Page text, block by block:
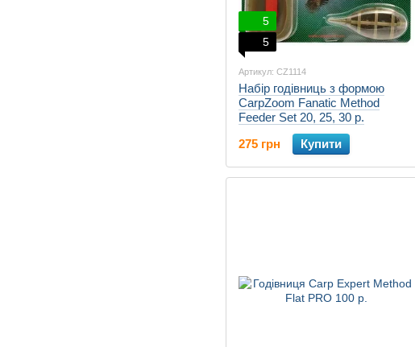
5
5
Артикул: CZ1114
Набір годівниць з формою
CarpZoom Fanatic Method
Feeder Set 20, 25, 30 р.
275 грн
Купити